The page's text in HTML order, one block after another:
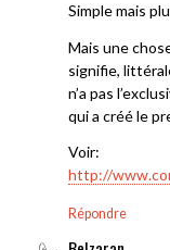
Simple mais
Mais une
signifie,
n’a pas
qui a créé le
Voir:
http://
Répondre